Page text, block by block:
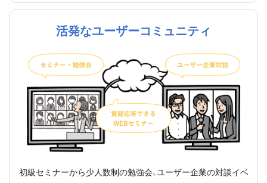
活発なユーザーコミュニティ
初級セミナーから少人数制の勉強会、ユーザー企業の対談イベ